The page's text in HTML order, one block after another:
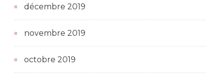
décembre 2019
novembre 2019
octobre 2019